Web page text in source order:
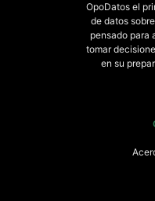
OpoDatos el
de datos
pensado para
tomar
en su